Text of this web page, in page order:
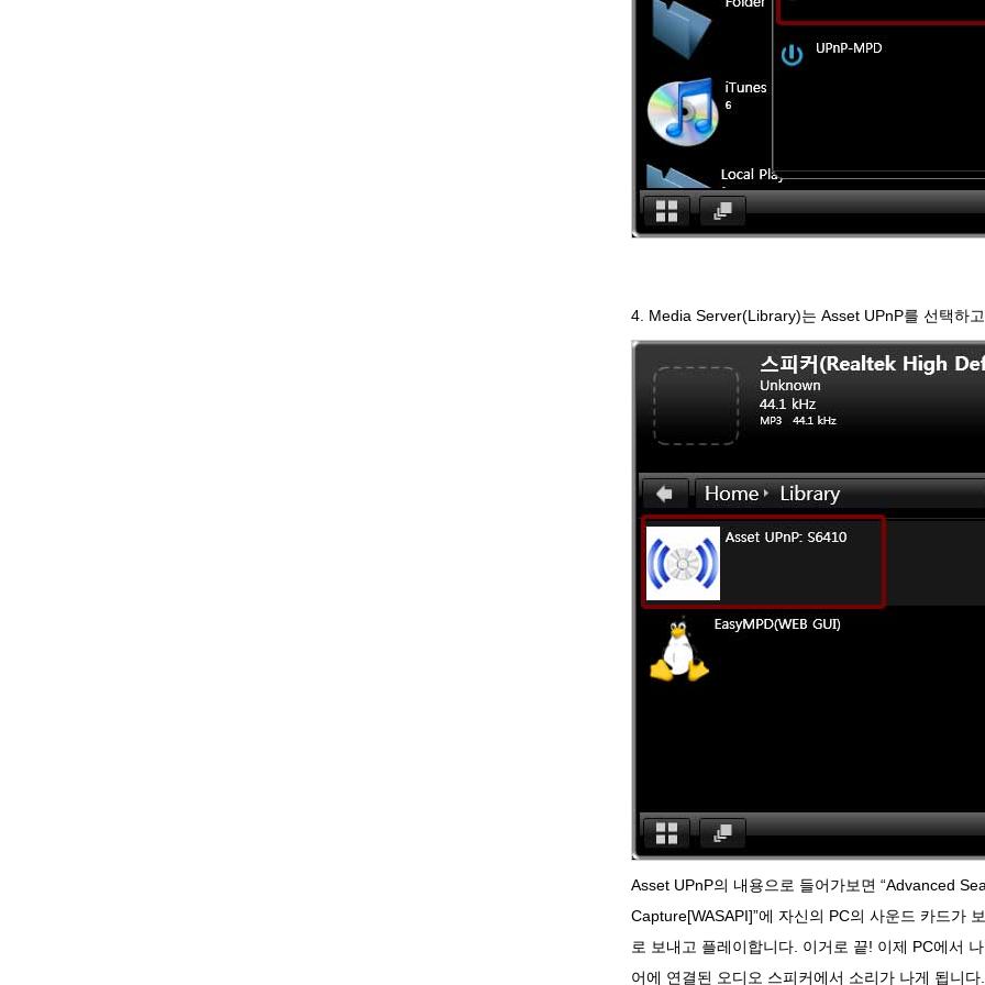
4. Media Server(Library)는 Asset UPnP를 선택하
Asset UPnP의 내용으로 들어가보면 “Advanced
Capture[WASAPI]”에 자신의 PC의 사운드 카드가
로 보내고 플레이합니다. 이거로 끝! 이제 PC에서
어에 연결된 오디오 스피커에서 소리가 나게 됩니다.